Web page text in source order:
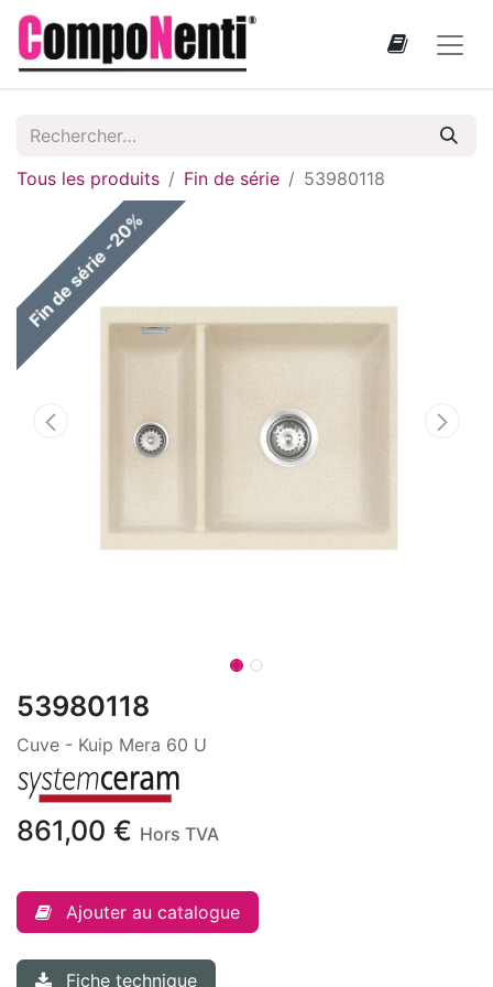
Tous les produits Fin de série 53980118
Fin de série -20%
53980118
Cuve - Kuip Mera 60 U
861,00 € Hors TVA
Ajouter au catalogue
Fiche technique